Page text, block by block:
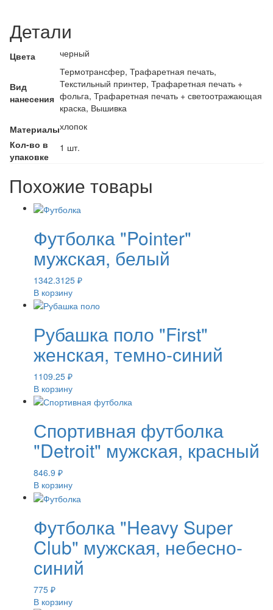
Детали
Цвета черный
Вид
нанесения
Термотрансфер, Трафаретная печать,
Текстильный принтер, Трафаретная печать +
фольга, Трафаретная печать + светоотражающая
краска, Вышивка
Материалыхлопок
Кол-во в
упаковке
1 шт.
Похожие товары
Футболка "Pointer"
мужская, белый
1342.3125 ₽
В корзину
Рубашка поло "First"
женская, темно-синий
1109.25 ₽
В корзину
Спортивная футболка
"Detroit" мужская, красный
846.9 ₽
В корзину
Футболка "Heavy Super
Club" мужская, небесно-
синий
775 ₽
В корзину